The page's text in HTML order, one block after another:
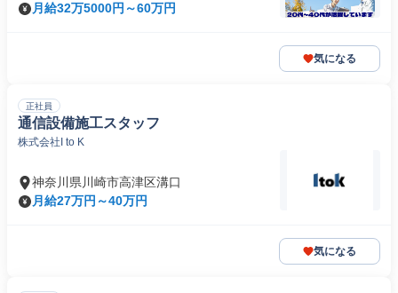
月給32万5000円～60万円
気になる
正社員
通信設備施工スタッフ
株式会社I to K
神奈川県川崎市高津区溝口
月給27万円～40万円
気になる